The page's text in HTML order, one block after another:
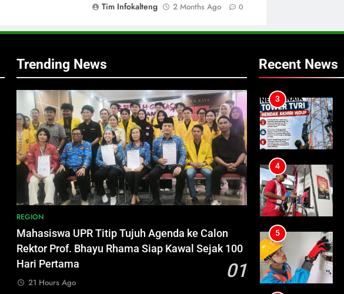
Tim Infokalteng
2 Months Ago 0
Trending News
REGION
Mahasiswa UPR Titip Tujuh Agenda ke Calon
Rektor Prof. Bhayu Rhama Siap Kawal Sejak 100
Hari Pertama
01
21 Hours Ago
Recent News
2
3
4
5